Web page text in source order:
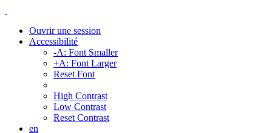
Ouvrir une session
Accessibilité
-A: Font Smaller
+A: Font Larger
Reset Font
High Contrast
Low Contrast
Reset Contrast
en